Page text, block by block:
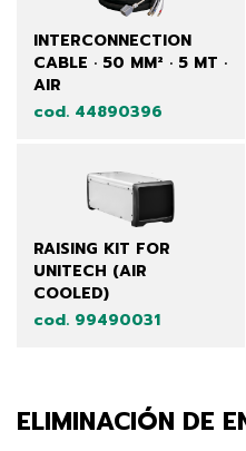
INTERCONNECTION
CABLE · 50 MM² · 5 MT ·
AIR
cod. 44890396
RAISING KIT FOR
UNITECH (AIR
COOLED)
cod. 99490031
ELIMINACIÓN DE